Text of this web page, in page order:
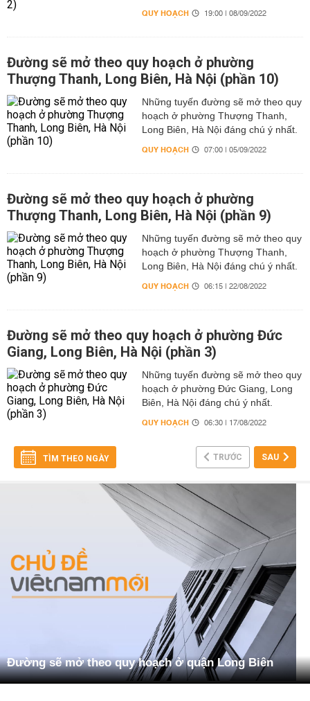
QUY HOẠCH 19:00 | 08/09/2022
Đường sẽ mở theo quy hoạch ở phường
Thượng Thanh, Long Biên, Hà Nội (phần 10)
Những tuyến đường sẽ mở theo quy
hoạch ở phường Thượng Thanh,
Long Biên, Hà Nội đáng chú ý nhất.
QUY HOẠCH 07:00 | 05/09/2022
Đường sẽ mở theo quy hoạch ở phường
Thượng Thanh, Long Biên, Hà Nội (phần 9)
Những tuyến đường sẽ mở theo quy
hoạch ở phường Thượng Thanh,
Long Biên, Hà Nội đáng chú ý nhất.
QUY HOẠCH 06:15 | 22/08/2022
Đường sẽ mở theo quy hoạch ở phường Đức
Giang, Long Biên, Hà Nội (phần 3)
Những tuyến đường sẽ mở theo quy
hoạch ở phường Đức Giang, Long
Biên, Hà Nội đáng chú ý nhất.
QUY HOẠCH 06:30 | 17/08/2022
TÌM THEO NGÀY TRƯỚC SAU
Đường sẽ mở theo quy hoạch ở quận Long Biên